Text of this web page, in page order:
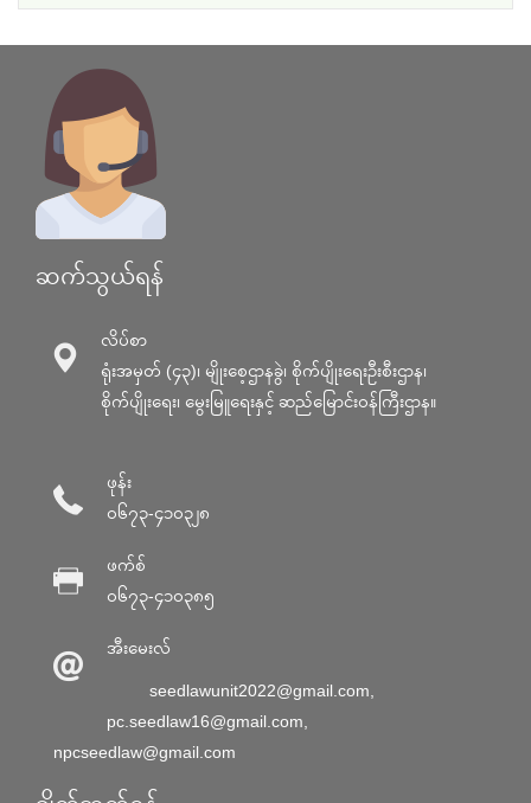
ဆက်သွယ်ရန်
လိပ်စာ
ရုံးအမှတ် (၄၃)၊ မျိုးစေ့ဌာနခွဲ၊ စိုက်ပျိုးရေးဦးစီးဌာန၊
စိုက်ပျိုးရေး၊ မွေးမြူရေးနှင့် ဆည်မြောင်း၀န်ကြီးဌာန။
ဖုန်း
၀၆၇၃-၄၁၀၃၂၈
ဖက်စ်
၀၆၇၃-၄၁၀၃၈၅
အီးမေးလ်
seedlawunit2022@gmail.com
pc.seedlaw16@gmail.com
npcseedlaw@gmail.com